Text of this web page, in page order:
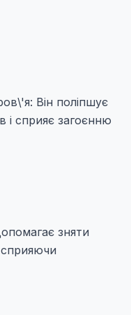
Він поліпшує
і сприяє загоєнню
зняти
сприяючи